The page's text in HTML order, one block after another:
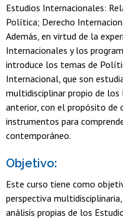
Estudios Internacionales:
Política; Derecho
Además, en virtud de la
Internacionales y los
introduce los temas de
Internacional, que son
multidisciplinar propio de
anterior, con el propósito de
instrumentos para
contemporáneo.
Objetivo:
Este curso tiene como
perspectiva
análisis propias de los